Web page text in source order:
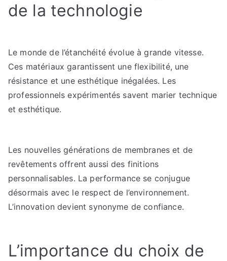
de la technologie
Le monde de l’étanchéité évolue à grande vitesse.
Ces matériaux garantissent une flexibilité, une
résistance et une esthétique inégalées. Les
professionnels expérimentés savent marier technique
et esthétique.
Les nouvelles générations de membranes et de
revêtements offrent aussi des finitions
personnalisables. La performance se conjugue
désormais avec le respect de l’environnement.
L’innovation devient synonyme de confiance.
L’importance du choix de